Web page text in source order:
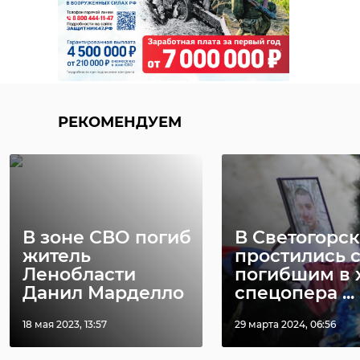
РЕКОМЕНДУЕМ
В зоне СВО погиб
житель
Ленобласти
Данил Марделло
18 мая 2023, 13:57
В
простились с
погибшим в
спецопера ...
29 марта 2024, 06:56
11 декабря 2019, 18:47 03 декабря 2020, 11:44
В последние
несколько месяцев в
США очень активно
Крыма, как это видят
НАТО и Киев. Они
Но дальше почему-то
отвечать на вопрос, а
что хочет народ
Крыма.
Джон Вароли,